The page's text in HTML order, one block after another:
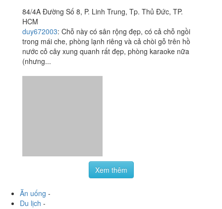
84/4A Đường Số 8, P. Linh Trung, Tp. Thủ Đức, TP.
HCM
duy672003: Chỗ này có sân rộng đẹp, có cả chỗ ngồi
trong mái che, phòng lạnh riêng và cả chòi gỗ trên hồ
nước cỏ cây xung quanh rất đẹp, phòng karaoke nữa
(nhưng...
Xem thêm
Ăn uống -
Du lịch -